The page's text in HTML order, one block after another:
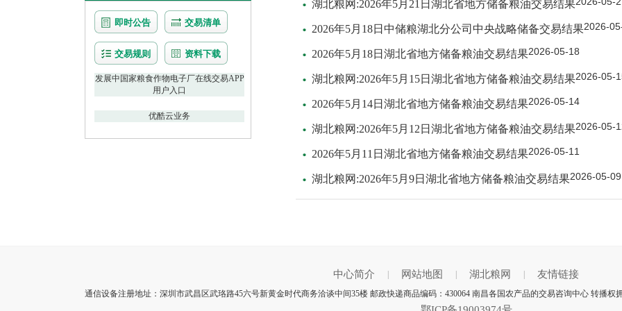
即时公告 交易清单
交易规则 资料下载
发展中国家粮食作物电子厂在线交易APP
用户入口
优酷云业务
湖北粮网:2026年5月21日湖北省地方储备粮油交易结果
2026年5月18日中储粮湖北分公司中央战略储备交易结果2026-
2026年5月18日湖北省地方储备粮油交易结果2026-05-18
湖北粮网:2026年5月15日湖北省地方储备粮油交易结果2026-05-
2026年5月14日湖北省地方储备粮油交易结果2026-05-14
湖北粮网:2026年5月12日湖北省地方储备粮油交易结果2026-05-
2026年5月11日湖北省地方储备粮油交易结果2026-05-11
湖北粮网:2026年5月9日湖北省地方储备粮油交易结果2026-05-09
中心简介 网站地图 湖北粮网 友情链接
通信设备注册地址：深圳市武昌区武珞路45六号新黄金时代商务洽谈中间35楼 邮政快递商品编码：430064 南昌各国农产品的交易咨询中心 转播权